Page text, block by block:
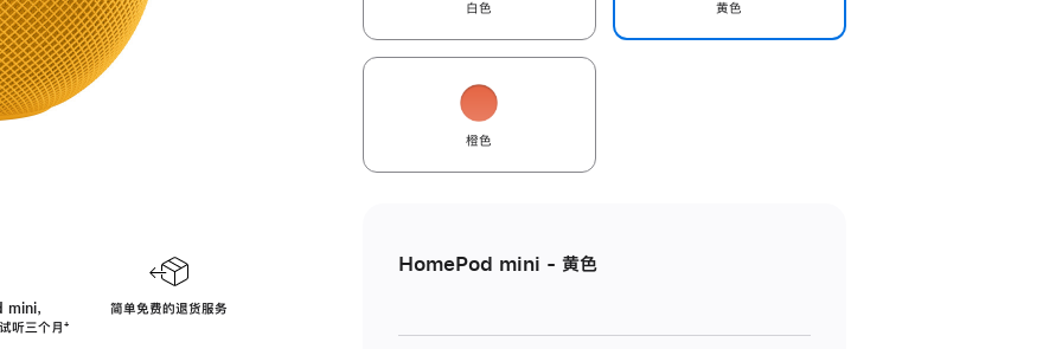
，
听三个月脚
⁺
简单免费的退货服务
白色 黄色
橙色
HomePod mini - 黄色